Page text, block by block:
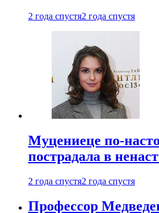
2 года спустя2 года спустя
Муцениеце по-
пострадала в
2 года спустя2 года спустя
Профессор